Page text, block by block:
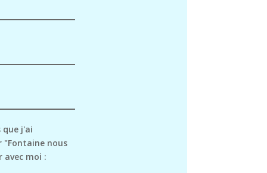
que j'ai
"Fontaine nous
avec moi :